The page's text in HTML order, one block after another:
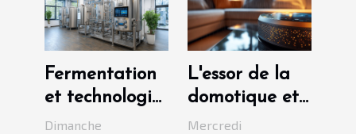
Fermentation
et technologie
Les
Dimanche
L'essor de la
domotique et
la sécurité de
Mercredi